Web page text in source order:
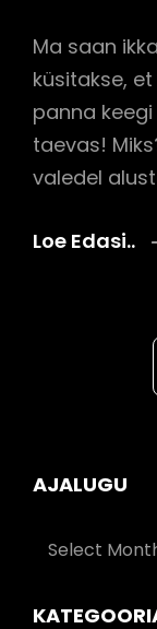
Ma saan
küsitakse,
panna
taevas!
valedel
Loe Edasi..
AJALUGU
AJALUGU